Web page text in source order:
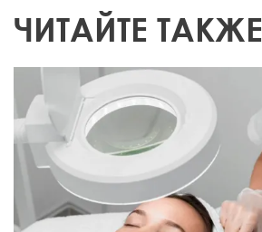
ЧИТАЙТЕ ТАКЖЕ